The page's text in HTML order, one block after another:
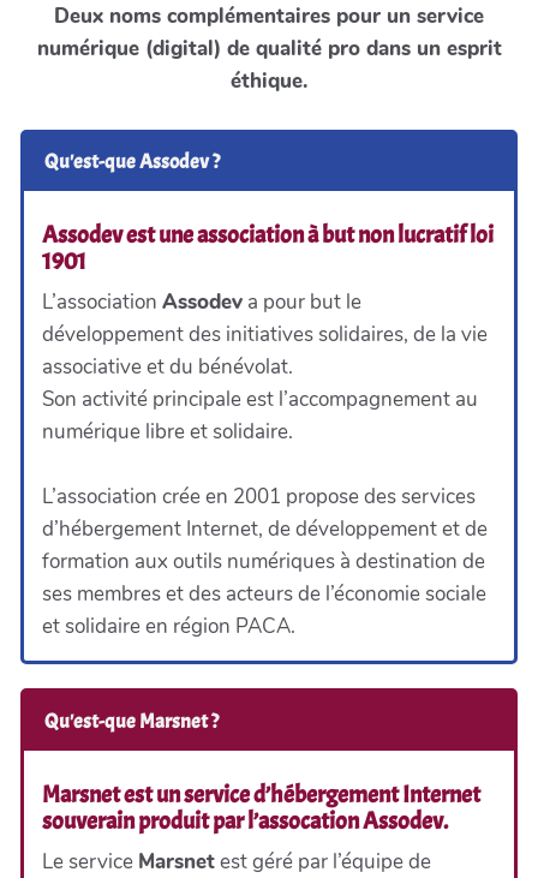
Deux noms complémentaires pour un service
numérique (digital) de qualité pro dans un esprit
éthique.
Qu'est-que Assodev ?
Assodev est une association à but non lucratif loi
1901
L’association Assodev a pour but le
développement des initiatives solidaires, de la vie
associative et du bénévolat.
Son activité principale est l’accompagnement au
numérique libre et solidaire.
L’association crée en 2001 propose des services
d’hébergement Internet, de développement et de
formation aux outils numériques à destination de
ses membres et des acteurs de l’économie sociale
et solidaire en région PACA.
Qu'est-que Marsnet ?
Marsnet est un service d’hébergement Internet
souverain produit par l’assocation Assodev.
Le service Marsnetest géré par l’équipe de